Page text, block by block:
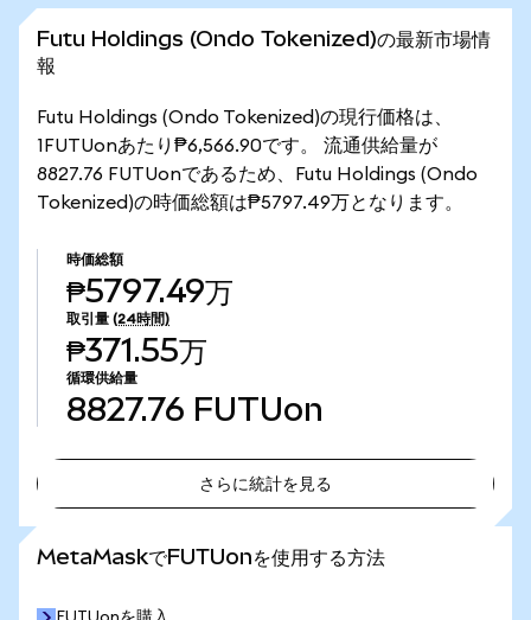
Futu Holdings (Ondo Tokenized)の最新市場情
報
Futu Holdings (Ondo Tokenized)の現行価格は、
1FUTUonあたり₱6,566.90です。 流通供給量が
8827.76 FUTUonであるため、Futu Holdings (Ondo
Tokenized)の時価総額は₱5797.49万となります。
時価総額
₱5797.49万
取引量 (24時間)
₱371.55万
循環供給量
8827.76 FUTUon
さらに統計を見る
MetaMaskでFUTUonを使用する方法